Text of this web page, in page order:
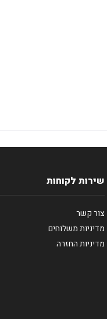
שירות לקוחות
צור קשר
מדיניות משלוחים
מדיניות החזרה